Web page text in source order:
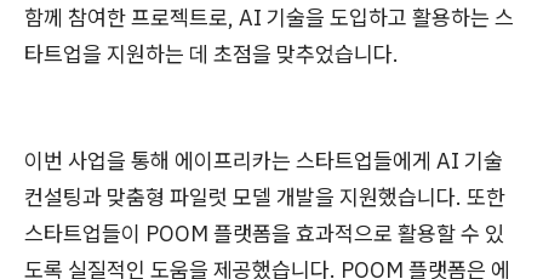
함께 참여한 프로젝트로, AI 기술을 도입하고 활용하는 스
타트업을 지원하는 데 초점을 맞추었습니다.
이번 사업을 통해 에이프리카는 스타트업들에게 AI 기술
컨설팅과 맞춤형 파일럿 모델 개발을 지원했습니다. 또한
스타트업들이 POOM 플랫폼을 효과적으로 활용할 수 있
도록 실질적인 도움을 제공했습니다. POOM 플랫폼은 에